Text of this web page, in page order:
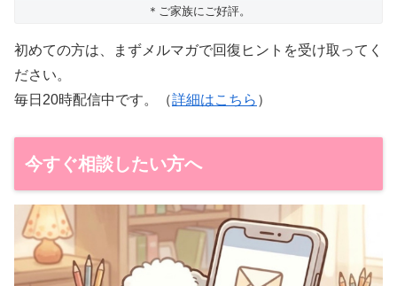
＊ご家族にご好評。
初めての方は、まずメルマガで回復ヒントを受け取ってく
ださい。
毎日20時配信中です。（詳細はこちら ）
今すぐ相談したい方へ